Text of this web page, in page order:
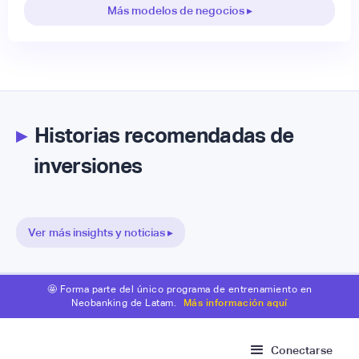
Más modelos de negocios ▸
▸Historias recomendadas de
inversiones
Ver más insights y noticias ▸
🤩 Forma parte del único programa de entrenamiento en
Neobanking de Latam.
Más información aquí
Conectarse